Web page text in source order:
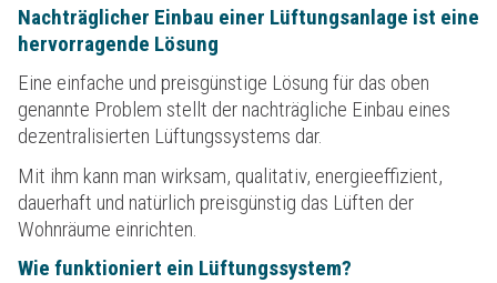
Nachträglicher Einbau einer Lüftungsanlage ist eine
hervorragende Lösung
Eine einfache und preisgünstige Lösung für das oben
genannte Problem stellt der nachträgliche Einbau eines
dezentralisierten Lüftungssystems dar.
Mit ihm kann man wirksam, qualitativ, energieeffizient,
dauerhaft und natürlich preisgünstig das Lüften der
Wohnräume einrichten.
Wie funktioniert ein Lüftungssystem?